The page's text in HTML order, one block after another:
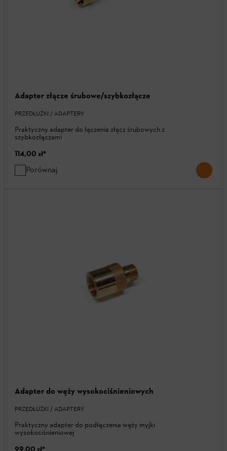
Adapter złącze śrubowe/szybkozłącze
PRZEDŁUŻKI / ADAPTERY
Praktyczny adapter do łączenia złącz śrubowych z
szybkozłączami
114,00 zł*
Porównaj
Adapter do węży wysokociśnieniowych
PRZEDŁUŻKI / ADAPTERY
Praktyczny adapter do podłączenia węży myjki
wysokociśnieniowej